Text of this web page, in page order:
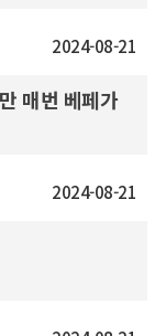
2024-08-21
매번 베페가
2024-08-21